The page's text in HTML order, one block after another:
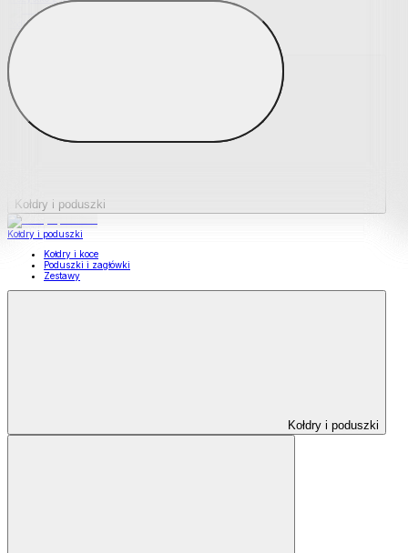
Podkładki na materace
Materace nawierzchniowe
Kołdry i poduszki
Kołdry i poduszki
Kołdry i koce
Poduszki i zagłówki
Zestawy
Kołdry i poduszki